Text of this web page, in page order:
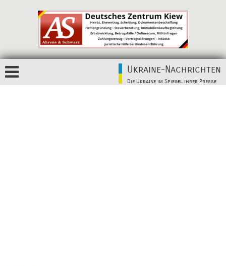
Ukraine-Nachrichten
Die Ukraine im Spiegel ihrer Presse